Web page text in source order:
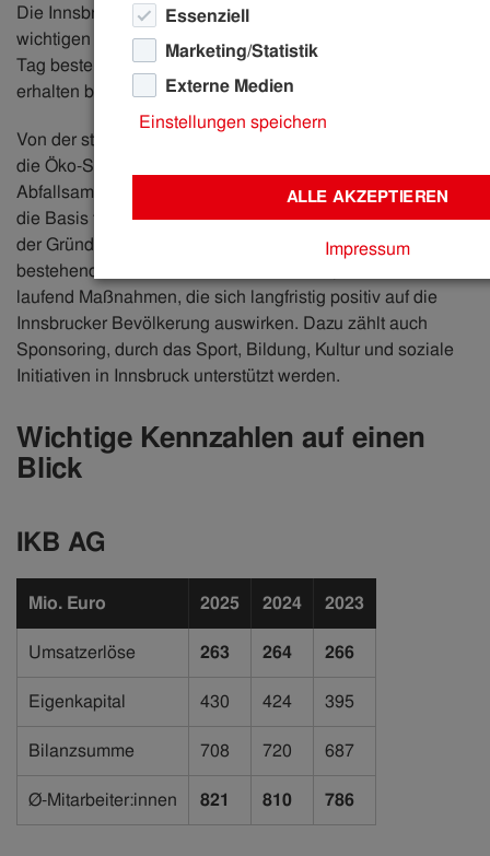
Die Innsbrucker Kommunalbetriebe AG (IKB) leistet einen
wichtigen Beitrag dazu, dass Innsbrucks Infrastruktur jeden
Tag bestens funktioniert und für die nächsten Generationen
erhalten bleibt.
Von der stabilen Trinkwasser- und Internetversorgung über
die Öko-Stromerzeugung bis zur Abwasserentsorgung,
Abfallsammlung und zum Betrieb der Bäder liefert die IKB
die Basis für eine hohe Lebensqualität in Innsbruck. Seit
der Gründung im Jahr 1994 hält sie nicht nur den
bestehenden Betrieb verlässlich aufrecht, sondern setzt
laufend Maßnahmen, die sich langfristig positiv auf die
Innsbrucker Bevölkerung auswirken. Dazu zählt auch
Sponsoring, durch das Sport, Bildung, Kultur und soziale
Initiativen in Innsbruck unterstützt werden.
Wichtige Kennzahlen auf einen
Blick
IKB AG
Mio. Euro 2025 2024 2023
Umsatzerlöse 263 264 266
Eigenkapital 430 424 395
Bilanzsumme 708 720 687
Ø-Mitarbeiter:innen 821 810 786
Essenziell
Marketing/Statistik
Externe Medien
Einstellungen speichern
ALLE AKZEPTIEREN
Impressum